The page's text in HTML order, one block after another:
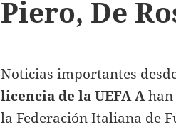
Piero, De
Noticias importantes
licencia de la UEFA A
la Federación Italiana de